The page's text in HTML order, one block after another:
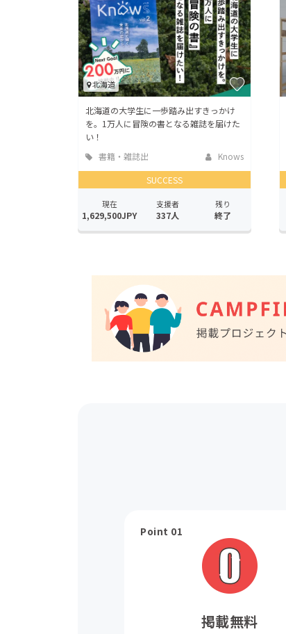
北海道
北海道の大学生に一歩踏み出すきっかけ
を。1万人に冒険の書となる雑誌を届けた
い！
書籍・雑誌出
版
Knows
SUCCESS
現在
1,629,500JPY
支援者
337人
残り
終了
Point 01
掲載無料